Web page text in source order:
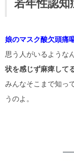
若年性認知
娘のマスク酸欠頭痛
思う人がいるような
状を感じず麻痺して
みんなそこまで知っ
うのよ。